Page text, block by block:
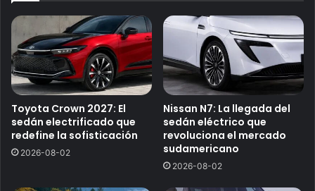
Toyota Crown 2027: El
sedán electrificado que
redefine la sofisticación
2026-08-02
Nissan N7: La llegada del
sedán eléctrico que
revoluciona el mercado
sudamericano
2026-08-02